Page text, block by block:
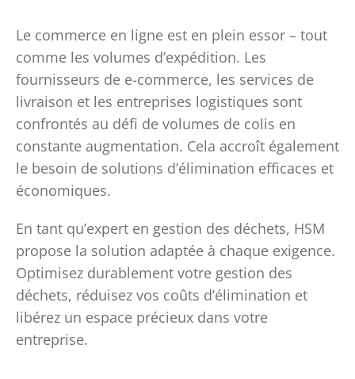
Le commerce en ligne est en plein essor – tout
comme les volumes d’expédition. Les
fournisseurs de e-commerce, les services de
livraison et les entreprises logistiques sont
confrontés au défi de volumes de colis en
constante augmentation. Cela accroît également
le besoin de solutions d’élimination efficaces et
économiques.
En tant qu’expert en gestion des déchets, HSM
propose la solution adaptée à chaque exigence.
Optimisez durablement votre gestion des
déchets, réduisez vos coûts d’élimination et
libérez un espace précieux dans votre
entreprise.